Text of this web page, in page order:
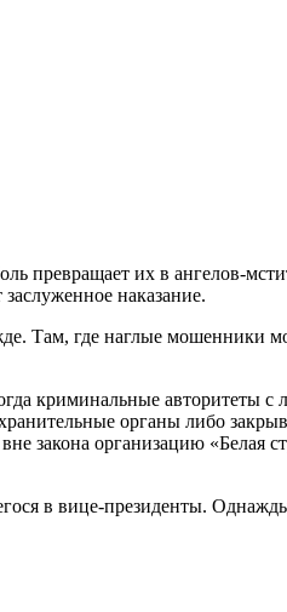
превращает их в ангелов-
наказание.
Там, где наглые мошенники
криминальные авторитеты с
органы либо
закона организацию «Белая
в вице-президенты.